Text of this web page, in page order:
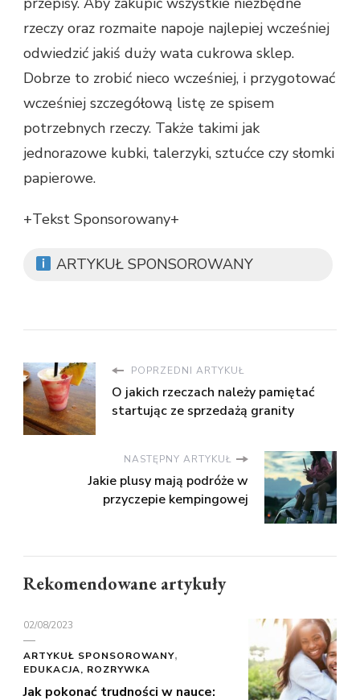
rzeczy oraz rozmaite napoje najlepiej wcześniej
odwiedzić jakiś duży wata cukrowa sklep.
Dobrze to zrobić nieco wcześniej, i przygotować
wcześniej szczegółową listę ze spisem
potrzebnych rzeczy. Także takimi jak
jednorazowe kubki, talerzyki, sztućce czy słomki
papierowe.
+Tekst Sponsorowany+
ARTYKUŁ SPONSOROWANY
POPRZEDNI ARTYKUŁ
O jakich rzeczach należy pamiętać
startując ze sprzedażą granity
NASTĘPNY ARTYKUŁ
Jakie plusy mają podróże w
przyczepie kempingowej
Rekomendowane artykuły
02/08/2023
ARTYKUŁ SPONSOROWANY
EDUKACJA, ROZRYWKA
Jak pokonać trudności w nauce: